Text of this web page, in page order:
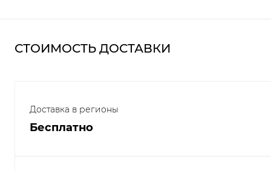
СТОИМОСТЬ ДОСТАВКИ
Доставка в регионы
Бесплатно